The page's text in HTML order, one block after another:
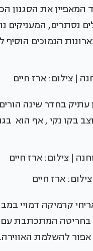
את הסגנון
נסתרים, המעניקים
הנמוכים
| צילום: ארז חיים
עתיק בחדר שינה
בקו נקי , אף הוא
| צילום: ארז חיים
ארז חיים
קרמיקה דמויי
בחריטה המתכתבת
להשלמת האווירה.